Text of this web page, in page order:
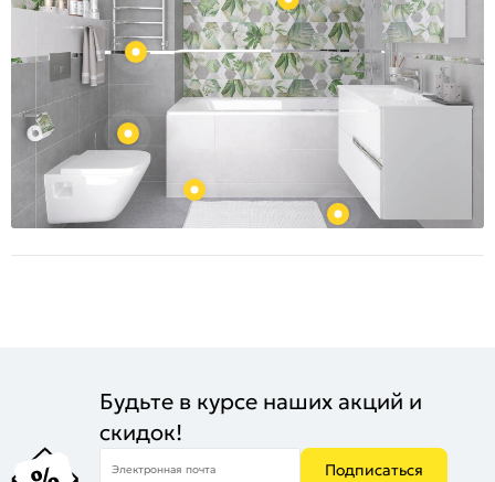
Будьте в курсе наших акций и
скидок!
Электронная почта Подписаться